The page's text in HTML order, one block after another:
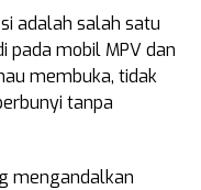
adalah salah satu
pada mobil MPV dan
membuka, tidak
tanpa
mengandalkan